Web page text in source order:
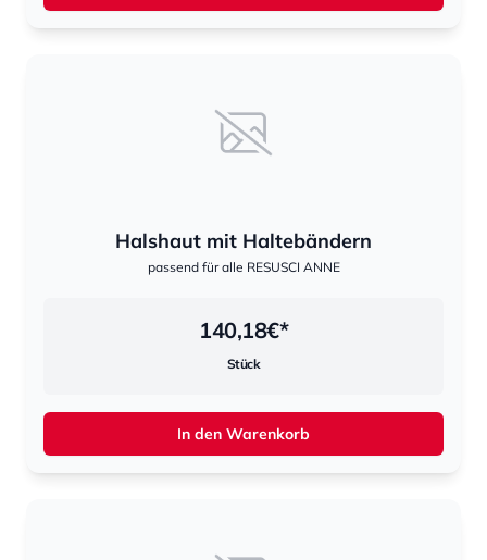
Halshaut mit Haltebändern
passend für alle RESUSCI ANNE
140,18€*
Stück
In den Warenkorb